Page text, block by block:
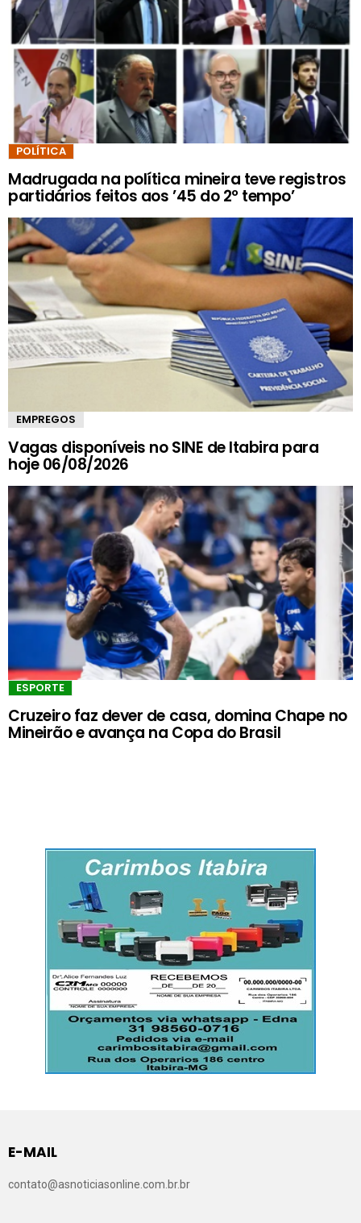
POLÍTICA
Madrugada na política mineira teve registros
partidários feitos aos ’45 do 2º tempo’
EMPREGOS
Vagas disponíveis no SINE de Itabira para
hoje 06/08/2026
ESPORTE
Cruzeiro faz dever de casa, domina Chape no
Mineirão e avança na Copa do Brasil
E-MAIL
contato@asnoticiasonline.com.br.br